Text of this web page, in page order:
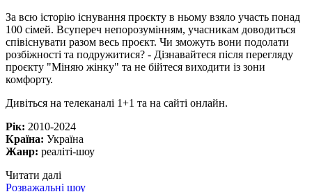
За всю історію існування проєкту в ньому взяло участь понад
100 сімей. Всупереч непорозумінням, учасникам доводиться
співіснувати разом весь проєкт. Чи зможуть вони подолати
розбіжності та подружитися? - Дізнавайтеся після перегляду
проєкту "Міняю жінку" та не бійтеся виходити із зони
комфорту.
Дивіться на телеканалі 1+1 та на сайті онлайн.
Рік: 2010-2024
Країна: Україна
Жанр: реаліті-шоу
Читати далі
Розважальні шоу